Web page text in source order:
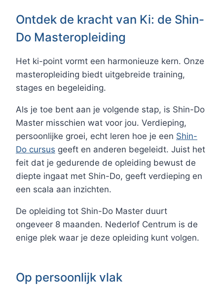
Ontdek de kracht van Ki: de Shin-
Do Masteropleiding
Het ki-point vormt een harmonieuze kern. Onze
masteropleiding biedt uitgebreide training,
stages en begeleiding.
Als je toe bent aan je volgende stap, is Shin-Do
Master misschien wat voor jou. Verdieping,
persoonlijke groei, echt leren hoe je een Shin-
Do cursus geeft en anderen begeleidt. Juist het
feit dat je gedurende de opleiding bewust de
diepte ingaat met Shin-Do, geeft verdieping en
een scala aan inzichten.
De opleiding tot Shin-Do Master duurt
ongeveer 8 maanden. Nederlof Centrum is de
enige plek waar je deze opleiding kunt volgen.
Op persoonlijk vlak